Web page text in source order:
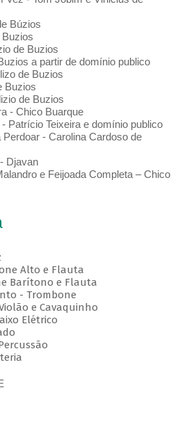
Búzios
de Buzios
a partir de domínio publico
de Buzios
Buzios
de Buzios
- Chico Buarque
Patrício Teixeira e domínio publico
- Carolina Cardoso de
Djavan
e Feijoada Completa – Chico
Alto e Flauta
Barítono e Flauta
- Trombone
e Cavaquinho
Elétrico